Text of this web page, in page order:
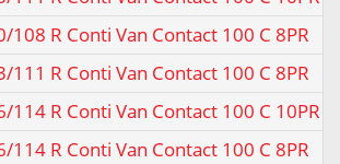
108 R Conti Van Contact 100 C 8PR
111 R Conti Van Contact 100 C 8PR
114 R Conti Van Contact 100 C 10PR
114 R Conti Van Contact 100 C 8PR